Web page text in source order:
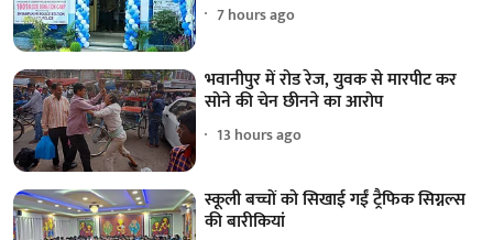
7 hours ago
भवानीपुर में रोड रेज, युवक से मारपीट कर
सोने की चेन छीनने का आरोप
13 hours ago
स्कूली बच्चों को सिखाई गईं ट्रैफिक सिग्नल्स
की बारीकियां